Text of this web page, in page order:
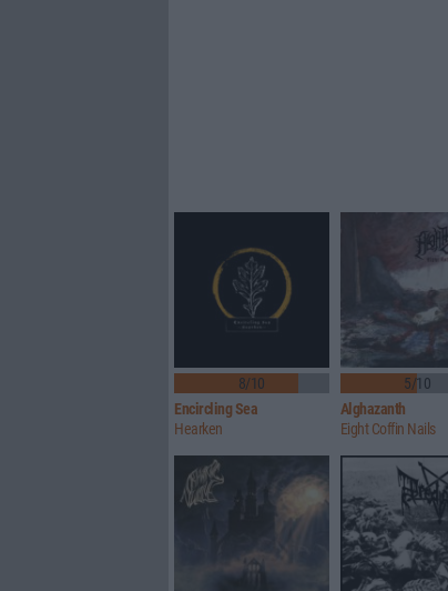
8/10
Encircling Sea
Hearken
5/10
Alghazanth
Eight Coffin Nails